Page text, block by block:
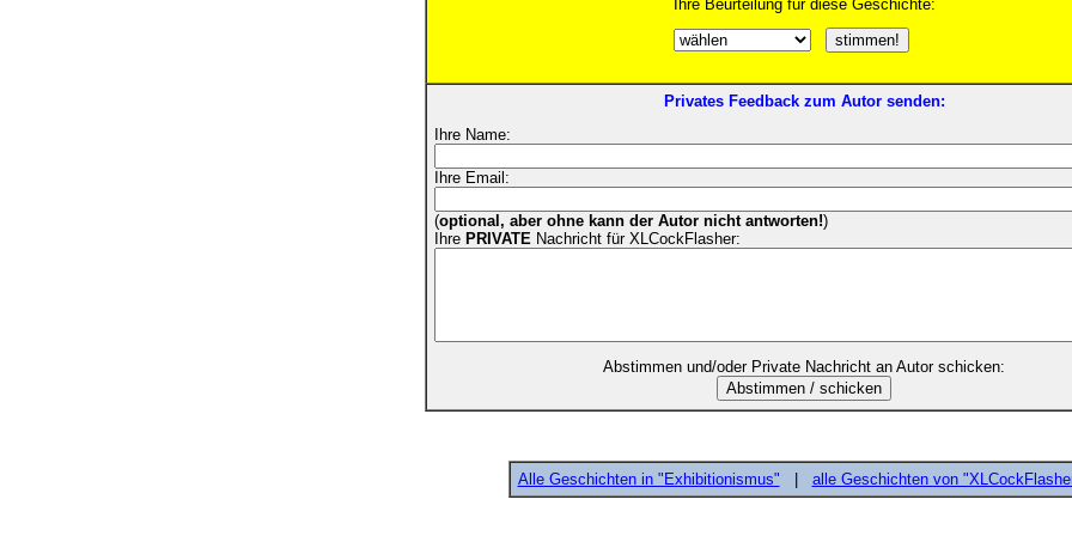
Ihre Beurteilung für diese Geschichte:
Privates Feedback zum Autor senden:
Ihre Name:
Ihre Email:
(optional, aber ohne kann der Autor nicht antworten!)
Ihre PRIVATE Nachricht für XLCockFlasher:
Abstimmen und/oder Private Nachricht an Autor schicken:
Alle Geschichten in "Exhibitionismus" alle Geschichten von